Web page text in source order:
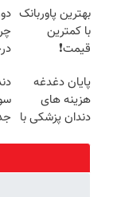
بهترین پاوربانک
با کمترین
قیمت❗
پایان دغدغه
هزینه های
دندان پزشکی با